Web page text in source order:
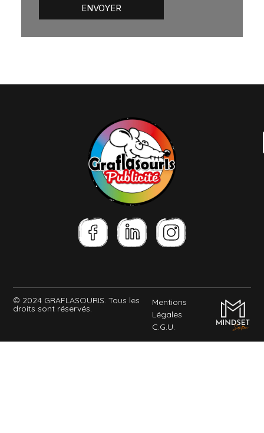
© 2024 GRAFLASOURIS. Tous les
droits sont réservés.
Mentions
Légales
C.G.U.